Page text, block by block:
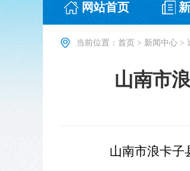
网站首页
当前位置： 首页 > 新闻中心 >
山南市
山南市浪卡子